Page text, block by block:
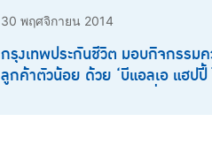
30 พฤศจิกายน 2014
กรุงเทพประกันชีวิต มอบกิจกรรม
ลูกค้าตัวน้อย ด้วย ‘บีแอลเอ แฮปปี้